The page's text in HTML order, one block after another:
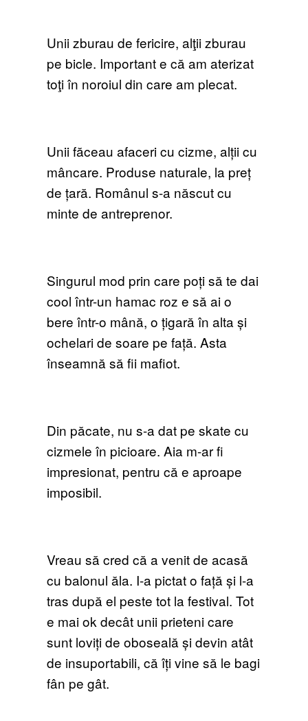
Unii zburau de fericire, alţii zburau
pe bicle. Important e că am aterizat
toţi în noroiul din care am plecat.
Unii făceau afaceri cu cizme, alții cu
mâncare. Produse naturale, la preț
de țară. Românul s-a născut cu
minte de antreprenor.
Singurul mod prin care poți să te dai
cool într-un hamac roz e să ai o
bere într-o mână, o țigară în alta și
ochelari de soare pe față. Asta
înseamnă să fii mafiot.
Din păcate, nu s-a dat pe skate cu
cizmele în picioare. Aia m-ar fi
impresionat, pentru că e aproape
imposibil.
Vreau să cred că a venit de acasă
cu balonul ăla. I-a pictat o față și l-a
tras după el peste tot la festival. Tot
e mai ok decât unii prieteni care
sunt loviți de oboseală și devin atât
de insuportabili, că îți vine să le bagi
fân pe gât.